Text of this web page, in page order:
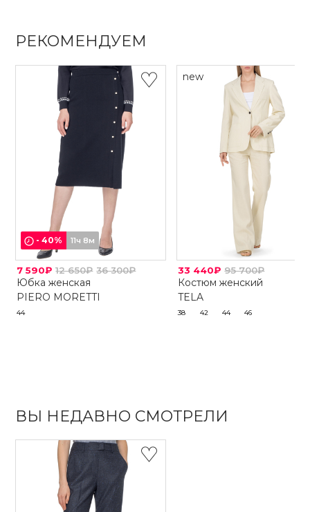
РЕКОМЕНДУЕМ
-40% 11ч 8м
7 590₽ 12 650₽ 36 300₽
Юбка женская
PIERO MORETTI
44
new
33 440₽ 95 700₽
Костюм женский
TELA
38 42 44 46
ВЫ НЕДАВНО СМОТРЕЛИ